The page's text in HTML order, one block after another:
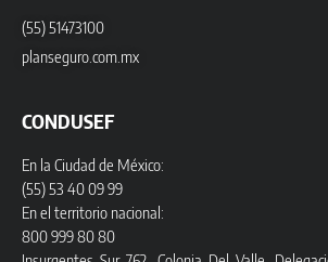
(55) 51473100
planseguro.com.mx
CONDUSEF
En la Ciudad de México:
(55) 53 40 09 99
En el territorio nacional:
800 999 80 80